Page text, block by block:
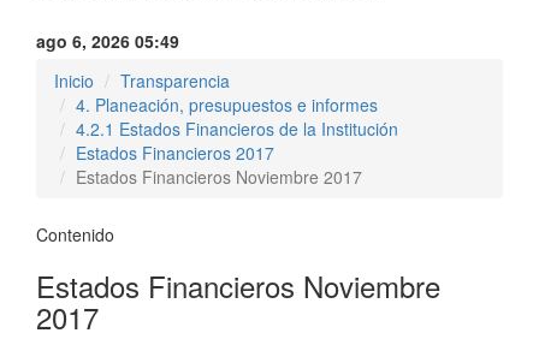
ago 6, 2026 05:49
Inicio
Transparencia
4. Planeación, presupuestos e informes
4.2.1 Estados Financieros de la Institución
Estados Financieros 2017
Estados Financieros Noviembre 2017
Contenido
Estados Financieros Noviembre
2017